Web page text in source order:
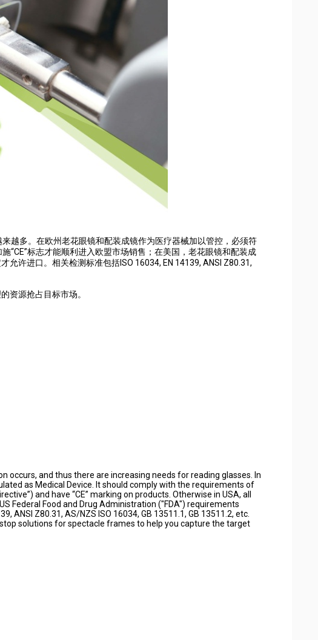
越多。在欧州老花眼镜和配装成镜作为医疗器械加以管控，必须符
“CE”标志才能顺利进入欧盟市场销售；在美国，老花眼镜和配装成
允许进口。相关检测标准包括ISO 16034, EN 14139, ANSI Z80.31,
资源抢占目标市场。
and thus there are increasing needs for reading glasses. In
as Medical Device. It should comply with the requirements of
and have “CE” marking on products. Otherwise in USA, all
Federal Food and Drug Administration ("FDA") requirements
ANSI Z80.31, AS/NZS ISO 16034, GB 13511.1, GB 13511.2, etc.
solutions for spectacle frames to help you capture the target